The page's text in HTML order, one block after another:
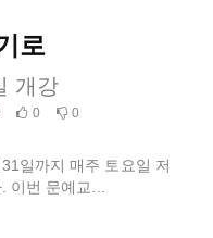
로
개강
0 0
일까지 매주 토요일 저
번 문예교...